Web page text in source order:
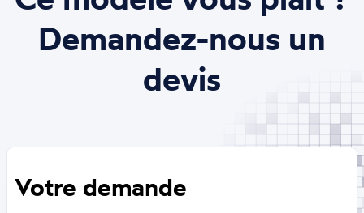
Demandez-nous un
devis
Votre demande